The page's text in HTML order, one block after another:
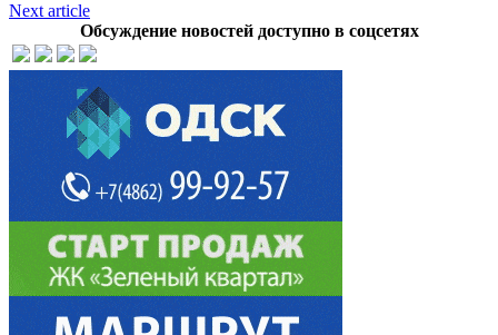
Next article
Обсуждение новостей доступно в соцсетях